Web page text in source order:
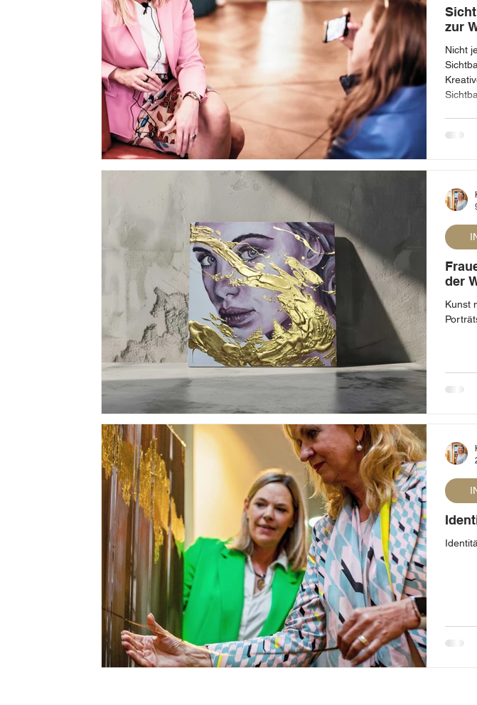
zur
Nicht
der
Kunst